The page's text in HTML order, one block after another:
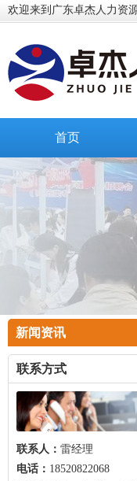
欢迎来到广东卓杰人力资
首页
新闻资讯
联系方式
联系人： 雷经理
电话： 18520822068